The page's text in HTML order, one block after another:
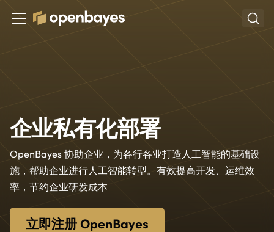
企业私有化部署
OpenBayes 协助企业，为各行各业打造人工智能的基础设
施，帮助企业进行人工智能转型。有效提高开发、运维效
率，节约企业研发成本
立即注册 OpenBayes